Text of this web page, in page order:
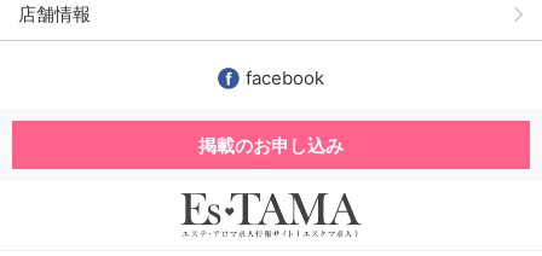
店舗情報
facebook
掲載のお申し込み